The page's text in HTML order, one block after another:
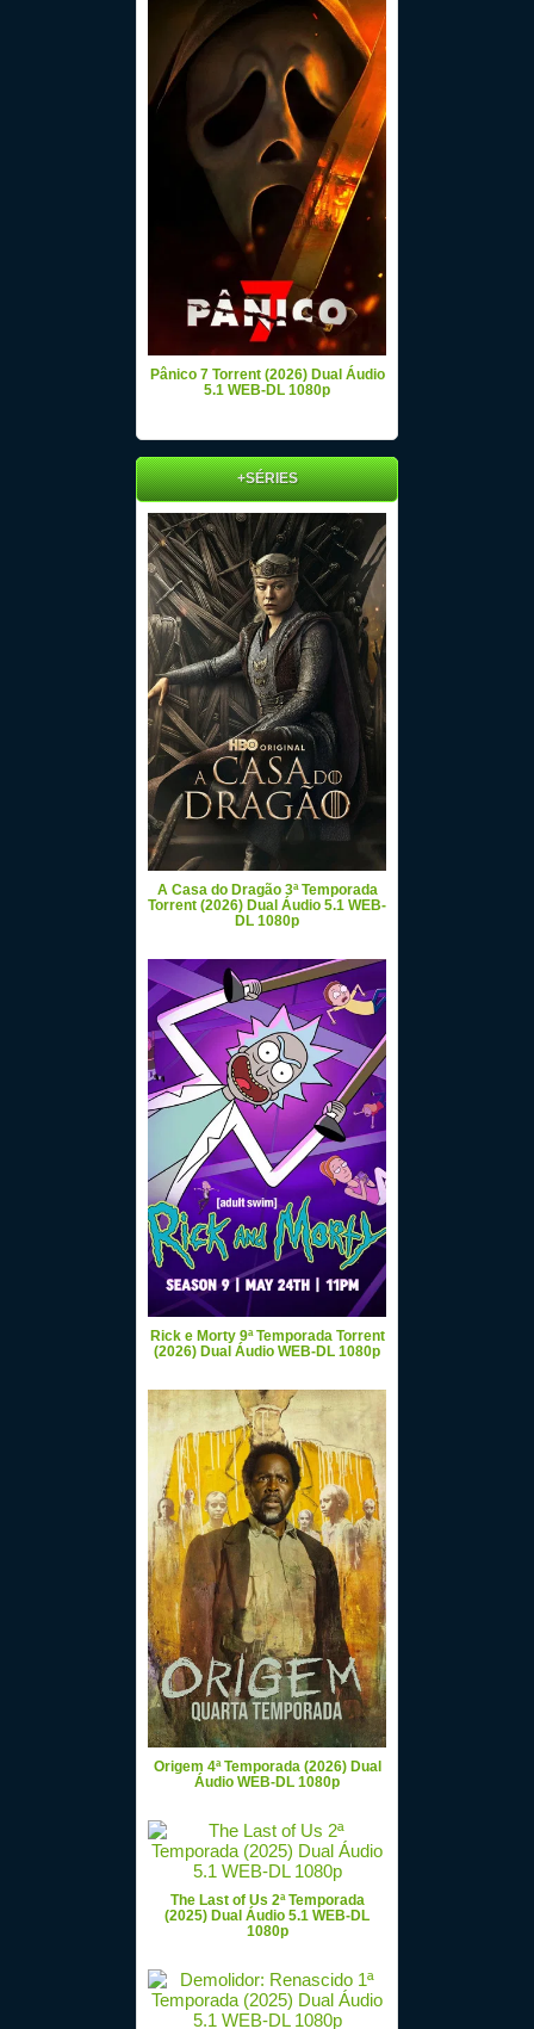
Pânico 7 Torrent (2026) Dual Áudio
5.1 WEB-DL 1080p
+SÉRIES
A Casa do Dragão 3ª Temporada
Torrent (2026) Dual Áudio 5.1 WEB-
DL 1080p
Rick e Morty 9ª Temporada Torrent
(2026) Dual Áudio WEB-DL 1080p
Origem 4ª Temporada (2026) Dual
Áudio WEB-DL 1080p
The Last of Us 2ª Temporada
(2025) Dual Áudio 5.1 WEB-DL
1080p